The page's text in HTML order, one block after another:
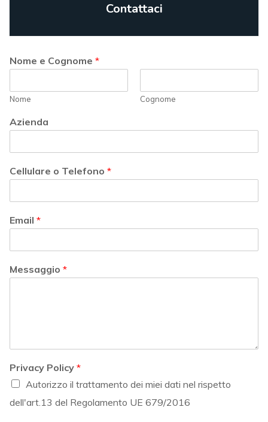
Contattaci
Nome e Cognome *
Nome Cognome
Azienda
Cellulare o Telefono *
Email *
Messaggio *
Privacy Policy *
Autorizzo il trattamento dei miei dati nel rispetto
dell'art.13 del Regolamento UE 679/2016